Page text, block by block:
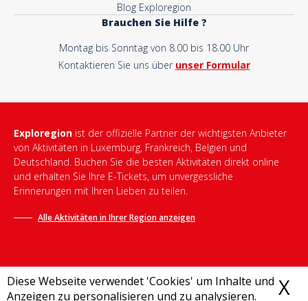
Diese Webseite verwendet 'Cookies' um Inhalte und
Anzeigen zu personalisieren und zu analysieren.
X
Blog Exploregion
Brauchen Sie Hilfe ?
Montag bis Sonntag von 8.00 bis 18.00 Uhr
Kontaktieren Sie uns über unser Formular
Exploregion ist der offizielle Partner der wichtigsten Anbieter
von Aktivitäten in Luxemburg, Frankreich, Belgien und
Deutschland. Buchen Sie die besten Aktivitäten direkt online
und erhalten Sie Ihre E-Tickets, um unvergessliche
Erinnerungen mit Ihren Lieben zu teilen.
Alle Aktivitäten in Ihrer Region anzeigen